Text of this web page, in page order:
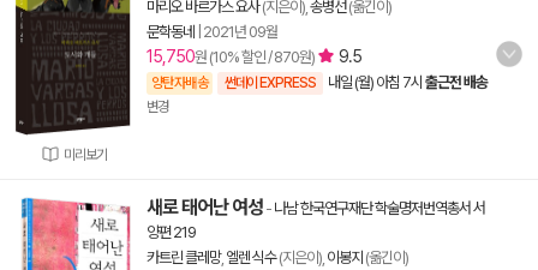
미리보기
마리오 바르가스 요사(지은이), 송병선(옮긴이)
문학동네
2021년 09월
15,750원 (10% 할인 / 870원) 9.5
양탄자배송 썬데이 EXPRESS 내일 (월) 아침 7시 출근전 배송
변경
새로 태어난 여성 - 나남 한국연구재단 학술명저번역총서 서
양편 219
카트린 클레망, 엘렌 식수(지은이), 이봉지 (옮긴이)